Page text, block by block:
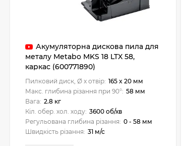
Акумуляторна дискова пила для
металу Metabo MKS 18 LTX 58,
каркас (600771890)
Пилковий диск, Ø x отвір: 165 x 20 мм
Макс. глибина різання при 90°: 58 мм
Вага: 2.8 кг
Кіл. обер. хол. ходу: 3600 об/хв
Регульована глибина різання: 0 - 58 мм
Швидкість різання: 31 м/с